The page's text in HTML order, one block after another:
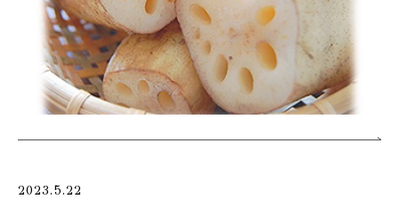
2023.5.22